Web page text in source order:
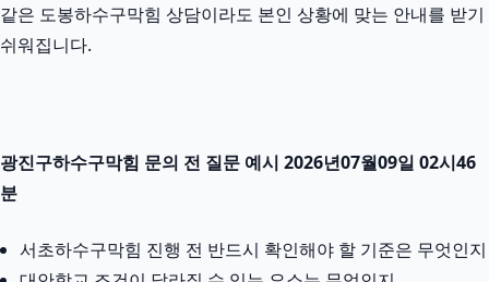
같은 도봉하수구막힘 상담이라도 본인 상황에 맞는 안내를 받기
쉬워집니다.
광진구하수구막힘 문의 전 질문 예시 2026년07월09일 02시46
분
서초하수구막힘 진행 전 반드시 확인해야 할 기준은 무엇인지